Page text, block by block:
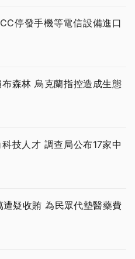
停發手機等電信設備進口
森林 烏克蘭指控造成生態
技人才 調查局公布17家中
疑收賄 為民眾代墊醫藥費